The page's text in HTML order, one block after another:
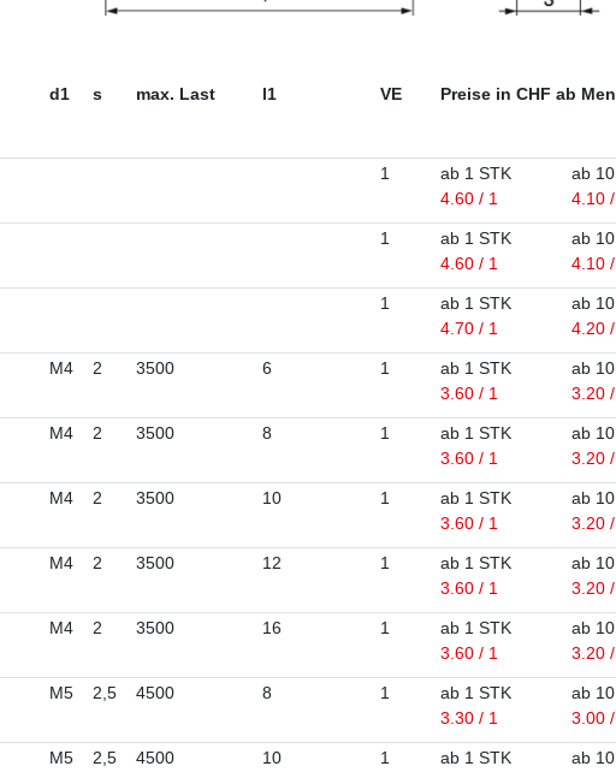
d1 s max. Last l1 VE Preise in CHF ab
1
ab 1 STK
4.60 / 1
ab
4.10 /
1
ab 1 STK
4.60 / 1
ab
4.10 /
1
ab 1 STK
4.70 / 1
ab
4.20 /
M4 2 3500 6 1
ab 1 STK
3.60 / 1
ab
3.20 /
M4 2 3500 8 1
ab 1 STK
3.60 / 1
ab
3.20 /
M4 2 3500 10 1
ab 1 STK
3.60 / 1
ab
3.20 /
M4 2 3500 12 1
ab 1 STK
3.60 / 1
ab
3.20 /
M4 2 3500 16 1
ab 1 STK
3.60 / 1
ab
3.20 /
M5 2,5 4500 8 1
ab 1 STK
3.30 / 1
ab
3.00 /
M5 2,5 4500 10 1
ab 1 STK
ab